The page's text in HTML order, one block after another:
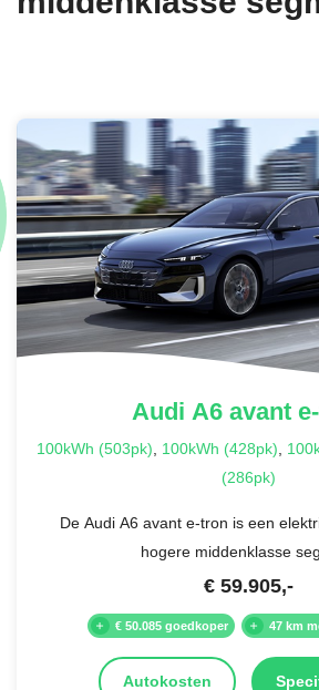
Audi A6 avant
100kWh (503pk), 100kWh (428pk),
(286pk)
De Audi A6 avant e-tron is een
hogere middenklasse
€ 59.905,-
€ 50.085 goedkoper 47 km
Autokosten